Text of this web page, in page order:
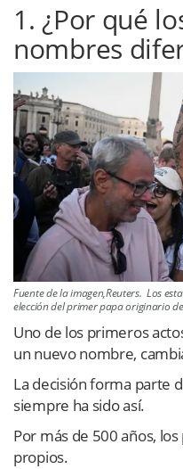
1. ¿Por qué
nombres
Fuente de la imagen,Reuters. Los
elección del primer papa originario
Uno de los primeros
un nuevo nombre,
La decisión forma parte
siempre ha sido así.
Por más de 500 años,
propios.